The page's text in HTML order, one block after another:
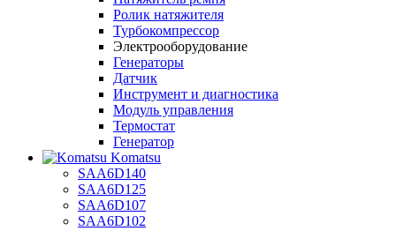
Ролик натяжителя
Турбокомпрессор
Электрооборудование
Генераторы
Датчик
Инструмент и диагностика
Модуль управления
Термостат
Генератор
Komatsu
SAA6D140
SAA6D125
SAA6D107
SAA6D102